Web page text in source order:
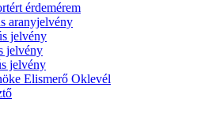
érdemérem
aranyjelvény
jelvény
jelvény
jelvény
Elismerő Oklevél